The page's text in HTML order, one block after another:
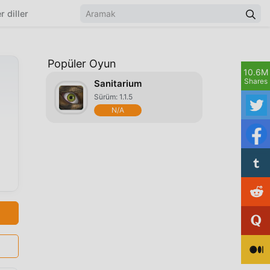
diller
Popüler Oyun
Sanitarium
Sürüm: 1.1.5
N/A
10.6M
Shares